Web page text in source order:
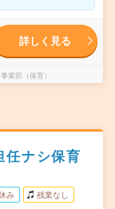
詳しく見る
業部（保育）
任ナシ保育
み 残業なし